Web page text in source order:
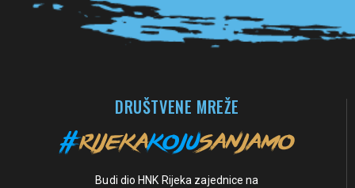
DRUŠTVENE MREŽE
Budi dio HNK Rijeka zajednice na